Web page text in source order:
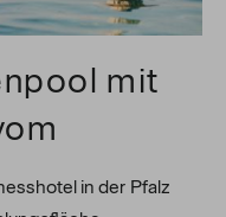
mit
in der Pfalz